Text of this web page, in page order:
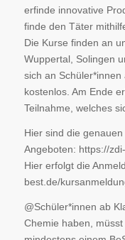
erfinde innovative
finde den Täter
Die Kurse finden an
Wuppertal, Solingen
sich an
kostenlos. Am Ende
Teilnahme, welches
Hier sind die
Angeboten: https://
Hier erfolgt die
best.de/
@Schüler*innen ab
Chemie haben,